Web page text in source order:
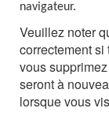
navigateur.
Veuillez noter
correctement
vous
seront à
lorsque vous